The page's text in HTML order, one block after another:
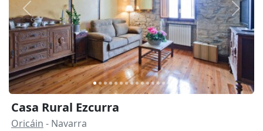
Anterior
Casa Rural Ezcurra
Oricáin - Navarra